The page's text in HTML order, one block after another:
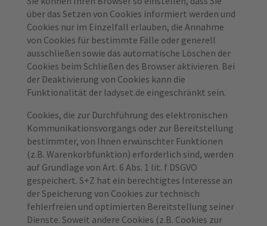
über das Setzen von Cookies informiert werden und
Cookies nur im Einzelfall erlauben, die Annahme
von Cookies für bestimmte Fälle oder generell
ausschließen sowie das automatische Löschen der
Cookies beim Schließen des Browser aktivieren. Bei
der Deaktivierung von Cookies kann die
Funktionalität der ladyset.de eingeschränkt sein.
Cookies, die zur Durchführung des elektronischen
Kommunikationsvorgangs oder zur Bereitstellung
bestimmter, von Ihnen erwünschter Funktionen
(z.B. Warenkorbfunktion) erforderlich sind, werden
auf Grundlage von Art. 6 Abs. 1 lit. f DSGVO
gespeichert. S+Z hat ein berechtigtes Interesse an
der Speicherung von Cookies zur technisch
fehlerfreien und optimierten Bereitstellung seiner
Dienste. Soweit andere Cookies (z.B. Cookies zur